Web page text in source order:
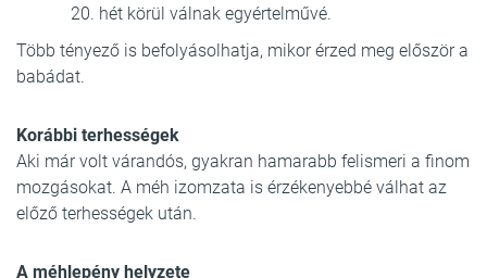
20. hét körül válnak egyértelművé.
Több tényező is befolyásolhatja, mikor érzed meg először a
babádat.
Korábbi terhességek
Aki már volt várandós, gyakran hamarabb felismeri a finom
mozgásokat. A méh izomzata is érzékenyebbé válhat az
előző terhességek után.
A méhlepény helyzete